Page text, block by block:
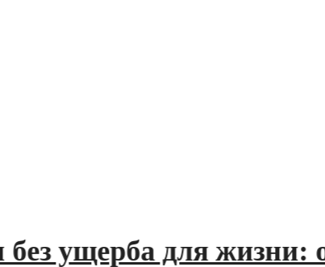
ущерба для жизни: от